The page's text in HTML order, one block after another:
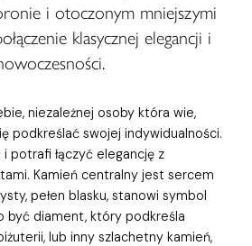
i otoczonym mniejszymi
klasycznej elegancji i
niezależnej osoby która wie,
podkreślać swojej indywidualności.
potrafi łączyć elegancję z
Kamień centralny jest sercem
pełen blasku, stanowi symbol
być diament, który podkreśla
lub inny szlachetny kamień,